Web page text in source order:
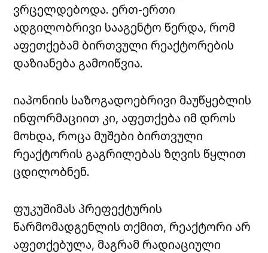
ვრცელდებოდა. ერთ-ერთი
ადგილობრივი სააგენტო წერდა, რომ
აფეთქებამ ბირთვული რეაქტორების
დაზიანება გამოიწვია.
იაპონიის საზოგადოებრივი მაუწყებლის
ინფორმაციით კი, აფეთქება იმ დროს
მოხდა, როცა მუშები ბირთვული
რეაქტორის გაგრილებას ზღვის წყლით
ცდილობნენ.
ფუკუშიმას პრეფექტურის
წარმომადგენლის თქმით, რეაქტორი არ
აფეთქებულა, მაგრამ რადიაციული